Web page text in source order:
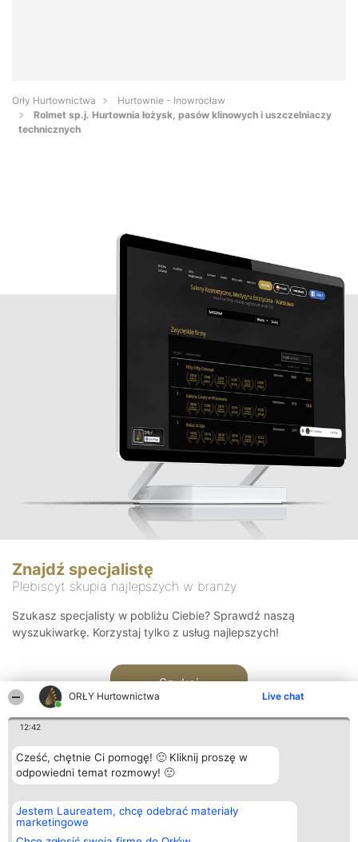
ORŁY Hurtownictwa Live chat
12:42
Cześć, chętnie Ci pomogę! 🙂 Kliknij proszę w
odpowiedni temat rozmowy! 🙂
Jestem Laureatem, chcę odebrać materiały
marketingowe
Orły Hurtownictwa
Hurtownie - Inowrocław
Rolmet sp.j. Hurtownia łożysk, pasów klinowych i uszczelniaczy
technicznych
Znajdź specjalistę
Plebiscyt skupia najlepszych w branży
Szukasz specjalisty w pobliżu Ciebie? Sprawdź naszą
wyszukiwarkę. Korzystaj tylko z usług najlepszych!
Szukaj
Organizator plebiscytu
Bright Side Solutions sp. z o.
o. sp. k.
ul. Ruska 22
Plebiscyt
Laureaci
wszystkich
Kontakt
Kontakt